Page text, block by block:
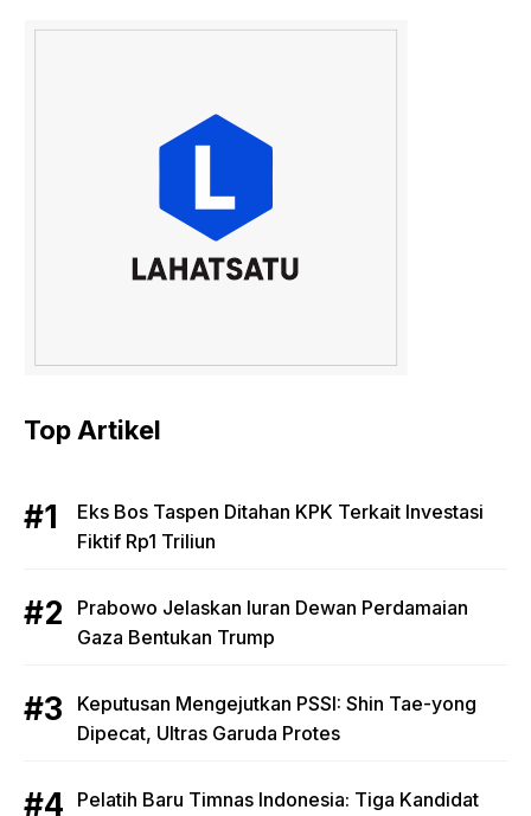
Top Artikel
Eks Bos Taspen Ditahan KPK Terkait Investasi
Fiktif Rp1 Triliun
Prabowo Jelaskan Iuran Dewan Perdamaian
Gaza Bentukan Trump
Keputusan Mengejutkan PSSI: Shin Tae-yong
Dipecat, Ultras Garuda Protes
Pelatih Baru Timnas Indonesia: Tiga Kandidat